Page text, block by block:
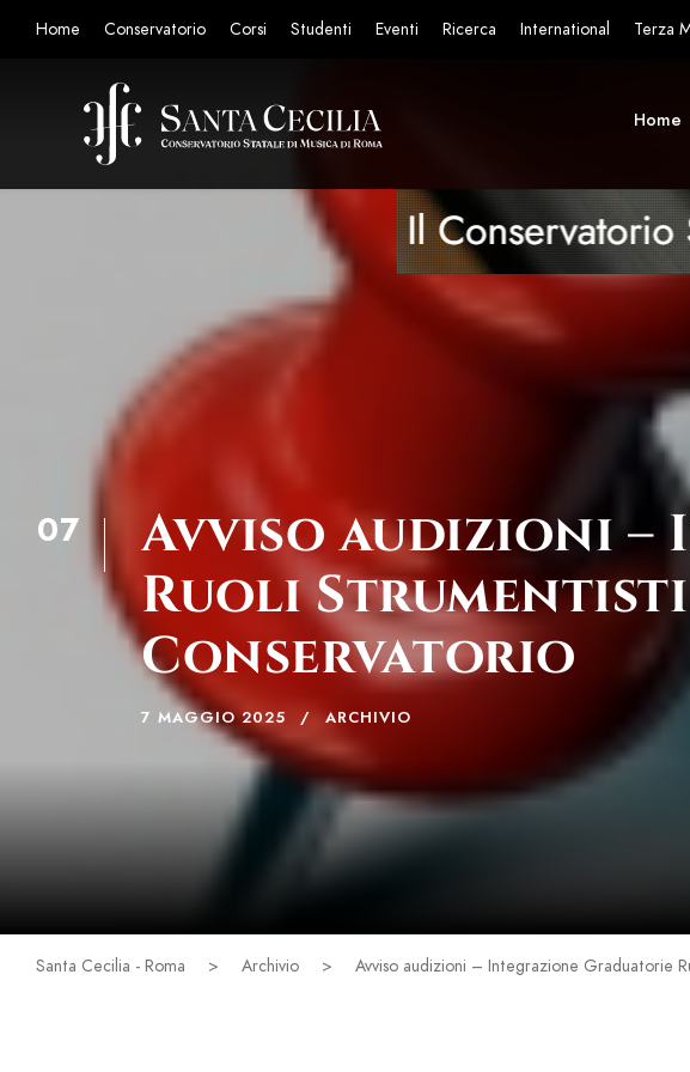
Home Conservatorio Corsi Studenti Eventi Ricerca International Terza
Home
07
Avviso audizioni
Ruoli
Conservatorio
7 MAGGIO 2025 ARCHIVIO
Santa Cecilia - Roma > Archivio > Avviso audizioni – Integrazione Graduatorie